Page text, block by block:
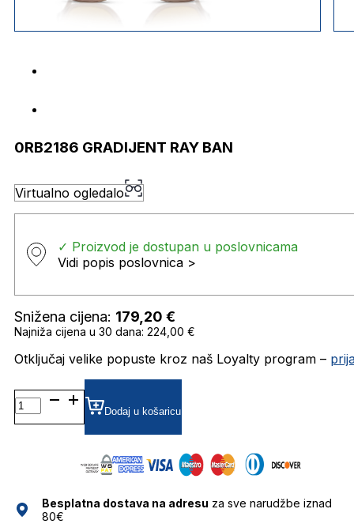
0RB2186 GRADIJENT RAY BAN
Virtualno ogledalo
✓ Proizvod je dostupan u poslovnicama
Vidi popis poslovnica >
Snižena cijena: 179,20 €
Najniža cijena u 30 dana: 224,00 €
Otključaj velike popuste kroz naš Loyalty program –
0RB2186
GRADIJENT RAY
BAN
Dodaj u košaricu
Besplatna dostava na adresu za sve narudžbe iznad
80€